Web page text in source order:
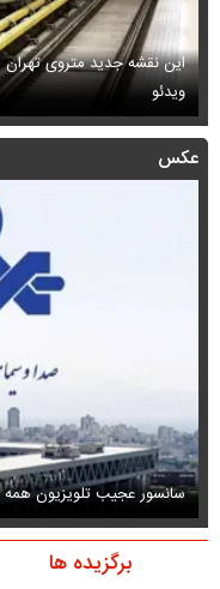
این نقشه جدید متروی
ویدئو
عکس
سانسور عجیب تلویزیون
برگزیده ها